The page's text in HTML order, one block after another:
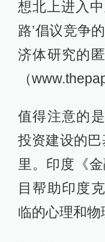
想北上进入
路’倡议竞争
济体研究的
（
值得注意的
投资建设的
里。印度《
目帮助印度
临的心理和物